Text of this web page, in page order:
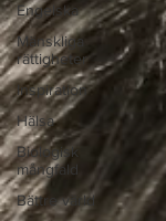
Engelska
Mänskliga
rättigheter
Inspiration
Hälsa
Biologisk
mångfald
Bättre värld